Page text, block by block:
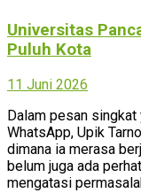
Universitas
Puluh Kota
11 Juni 2026
Dalam pesan
WhatsApp, Upik
dimana ia merasa
belum juga ada
mengatasi